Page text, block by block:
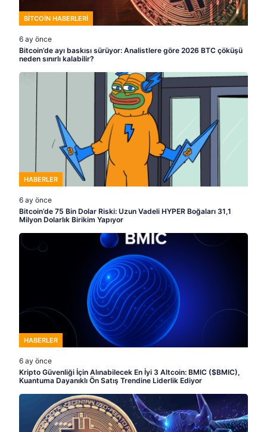
BITCOIN HABERLERI
6 ay önce
Bitcoin’de ayı baskısı sürüyor: Analistlere göre 2026 BTC çöküşü
neden sınırlı kalabilir?
HABERLER
6 ay önce
Bitcoin’de 75 Bin Dolar Riski: Uzun Vadeli HYPER Boğaları 31,1
Milyon Dolarlık Birikim Yapıyor
HABERLER
6 ay önce
Kripto Güvenliği İçin Alınabilecek En İyi 3 Altcoin: BMIC ($BMIC),
Kuantuma Dayanıklı Ön Satış Trendine Liderlik Ediyor